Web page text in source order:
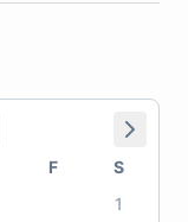
F
S
1